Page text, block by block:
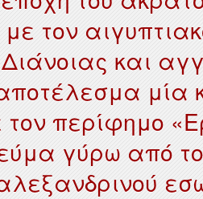
τον
και
μία
τον περίφημο
γύρω από